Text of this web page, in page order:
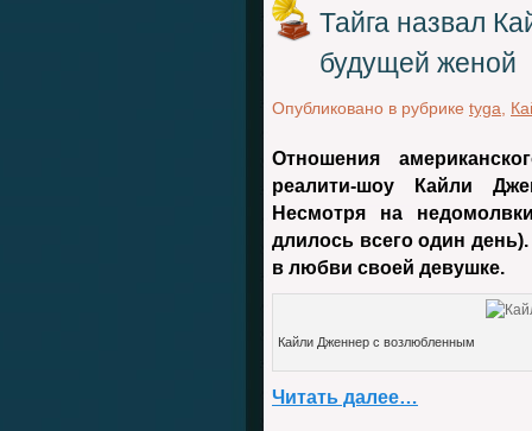
Тайга назвал
будущей женой
Опубликовано в рубрике tyga
Отношения
реалити-шоу
Кайли
Несмотря на
длилось всего один
в любви своей девушке.
Кайли Дженнер с возлюбленным
Читать далее…